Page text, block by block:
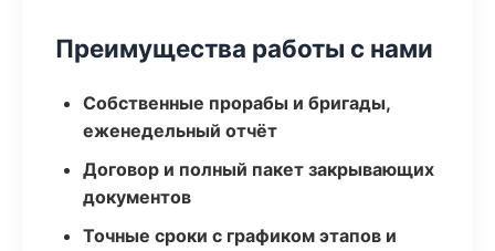
Преимущества работы с нами
Собственные прорабы и бригады,
еженедельный отчёт
Договор и полный пакет закрывающих
документов
Точные сроки с графиком этапов и